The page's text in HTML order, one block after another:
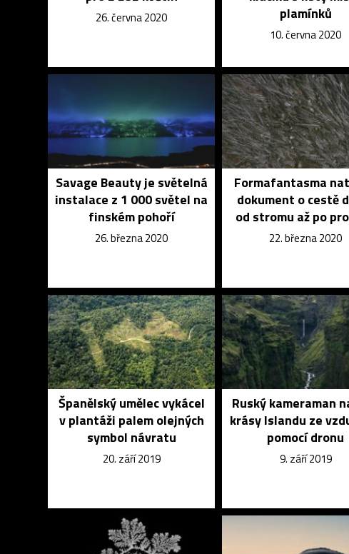
26. června 2020
plamínků
10. června 2020
Savage Beauty je světelná
instalace z 1 000 světel na
finském pohoří
26. března 2020
Formafantasma
dokument o cestě
od stromu až po
22. března 2020
Španělský umělec vykácel
v plantáži palem olejných
symbol návratu
20. září 2019
Ruský kameraman
krásy Islandu ze
pomocí dronu
9. září 2019